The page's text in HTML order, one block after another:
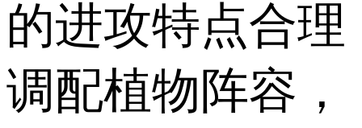
的进攻特点合理
调配植物阵容，